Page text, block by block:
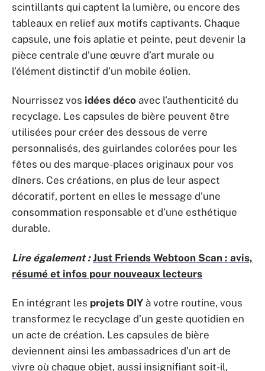
scintillants qui captent la lumière, ou encore des
tableaux en relief aux motifs captivants. Chaque
capsule, une fois aplatie et peinte, peut devenir la
pièce centrale d’une œuvre d’art murale ou
l’élément distinctif d’un mobile éolien.
Nourrissez vos idées déco avec l’authenticité du
recyclage. Les capsules de bière peuvent être
utilisées pour créer des dessous de verre
personnalisés, des guirlandes colorées pour les
fêtes ou des marque-places originaux pour vos
dîners. Ces créations, en plus de leur aspect
décoratif, portent en elles le message d’une
consommation responsable et d’une esthétique
durable.
Lire également : Just Friends Webtoon Scan : avis,
résumé et infos pour nouveaux lecteurs
En intégrant les projets DIY à votre routine, vous
transformez le recyclage d’un geste quotidien en
un acte de création. Les capsules de bière
deviennent ainsi les ambassadrices d’un art de
vivre où chaque objet, aussi insignifiant soit-il,